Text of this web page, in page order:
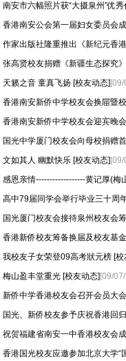
南安市六幅照片获“大摄泉州”优
香港南安公会第一届妇女委员会
作家出版社隆重推出《新纪元香
张高贤校友捐赠《新疆生态探究
天籁之音 童真飞扬 [校友动态]
香港南安新侨中学校友会换屇暨
香港南安新侨中学校友会迎宾晚
国光中学厦门校友会向母校捐赠
文如其人 幽默快乐 [校友动态]
感恩亲情------------------黄记厚(梅
高中79届同学会举行毕业三十周
国光厦门校友会接待泉州校友会
香港新侨校友筹备换届及校友基
我校友子女荣登09高考狀元榜 [校
梅山盈丰堂重光 [校友动态] [09/
新侨中学香港校友会召开会员大
国光、新侨校友参予庆祝香港回
祝贺福建省南安一中香港校友会
香港国光校友应邀参加北京大学“